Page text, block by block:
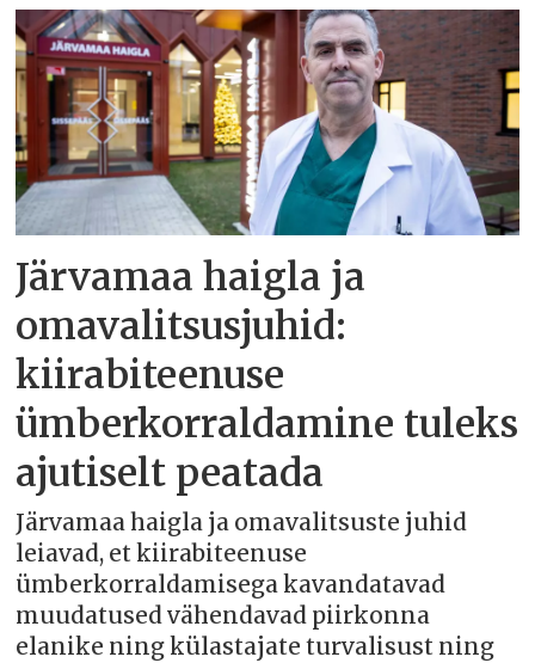
Järvamaa haigla ja
omavalitsusjuhid:
kiirabiteenuse
ümberkorraldamine tuleks
ajutiselt peatada
Järvamaa haigla ja omavalitsuste juhid
leiavad, et kiirabiteenuse
ümberkorraldamisega kavandatavad
muudatused vähendavad piirkonna
elanike ning külastajate turvalisust ning